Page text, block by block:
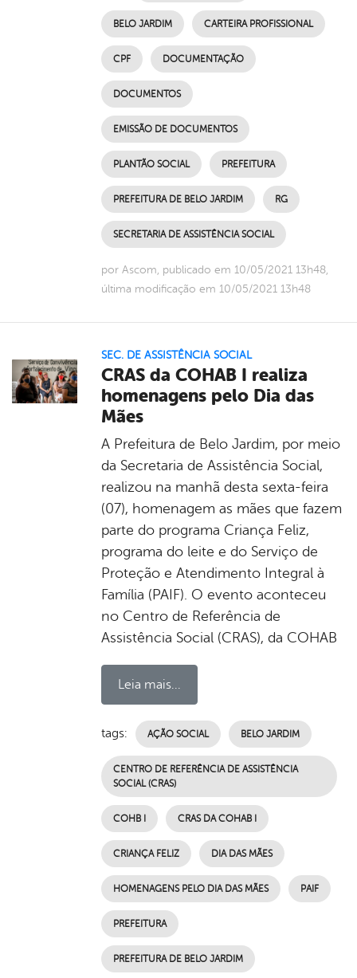
BELO JARDIM CARTEIRA PROFISSIONAL
CPF DOCUMENTAÇÃO
DOCUMENTOS
EMISSÃO DE DOCUMENTOS
PLANTÃO SOCIAL PREFEITURA
PREFEITURA DE BELO JARDIM RG
SECRETARIA DE ASSISTÊNCIA SOCIAL
por Ascom, publicado em 10/05/2021 13h48,
última modificação em 10/05/2021 13h48
SEC. DE ASSISTÊNCIA SOCIAL
CRAS da COHAB I realiza
homenagens pelo Dia das
Mães
A Prefeitura de Belo Jardim, por meio
da Secretaria de Assistência Social,
realizou na manhã desta sexta-feira
(07), homenagem as mães que fazem
parte do programa Criança Feliz,
programa do leite e do Serviço de
Proteção e Atendimento Integral à
Família (PAIF). O evento aconteceu
no Centro de Referência de
Assistência Social (CRAS), da COHAB
Leia mais...
tags: AÇÃO SOCIAL BELO JARDIM
CENTRO DE REFERÊNCIA DE ASSISTÊNCIA
SOCIAL (CRAS)
COHB I CRAS DA COHAB I
CRIANÇA FELIZ DIA DAS MÃES
HOMENAGENS PELO DIA DAS MÃES PAIF
PREFEITURA
PREFEITURA DE BELO JARDIM